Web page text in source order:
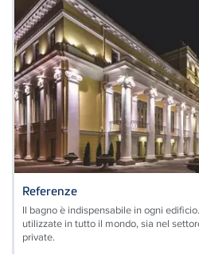
Referenze
Il bagno è indispensabile in ogni
utilizzate in tutto il mondo, sia nel
private.